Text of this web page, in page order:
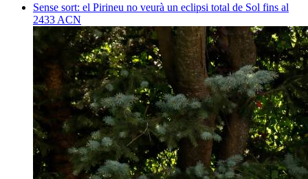
Sense sort: el Pirineu no veurà un eclipsi total de Sol fins al
2433 ACN